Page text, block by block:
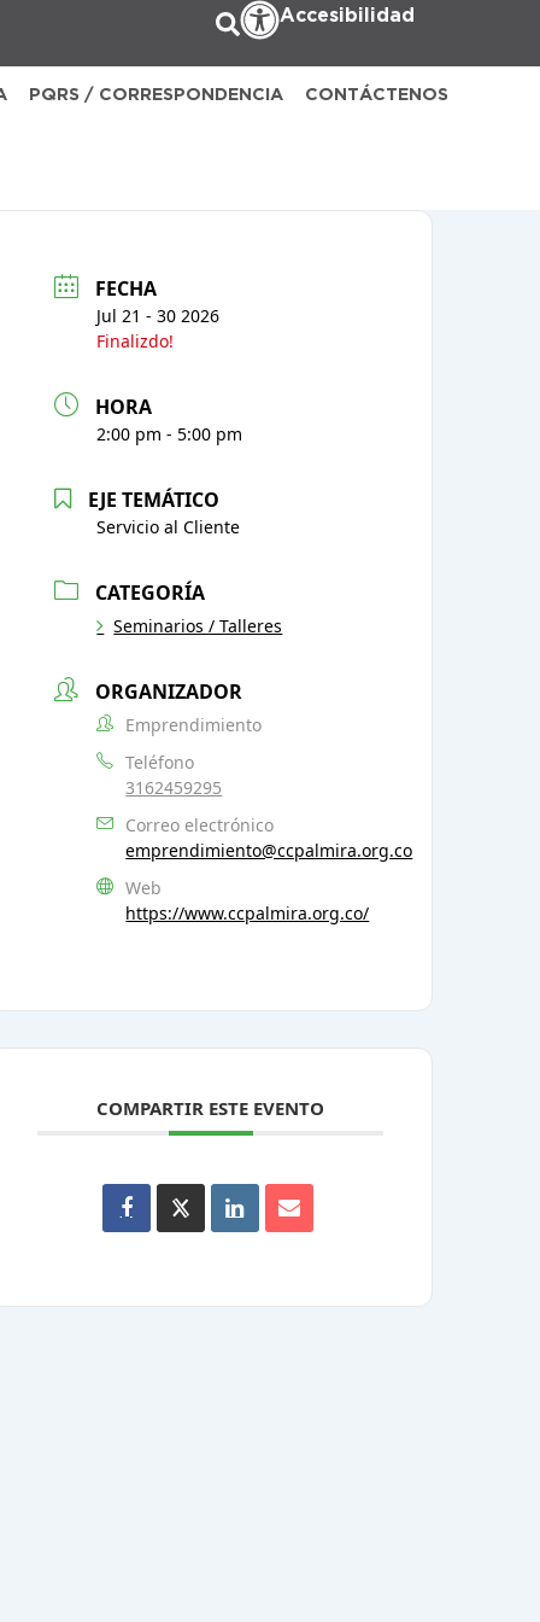
Accesibilidad
PQRS / CORRESPONDENCIA CONTÁCTENOS
FECHA
Jul 21 - 30 2026
Finalizdo!
HORA
2:00 pm - 5:00 pm
EJE TEMÁTICO
Servicio al Cliente
CATEGORÍA
Seminarios / Talleres
ORGANIZADOR
Emprendimiento
Teléfono
3162459295
Correo electrónico
emprendimiento@ccpalmira.org.co
Web
https://www.ccpalmira.org.co/
COMPARTIR ESTE EVENTO